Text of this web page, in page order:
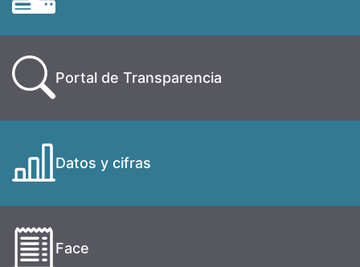
Portal de Transparencia
Datos y cifras
Face